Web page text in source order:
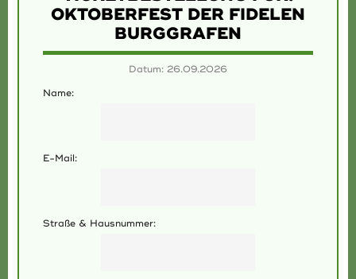
OKTOBERFEST DER FIDELEN
BURGGRAFEN
Datum: 26.09.2026
Name:
E-Mail:
Straße & Hausnummer: